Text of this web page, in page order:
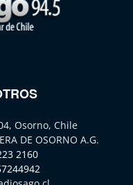
Osorno, Chile
DE OSORNO A.G.
2160